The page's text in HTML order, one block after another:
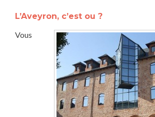
L’Aveyron, c’est ou ?
Vous